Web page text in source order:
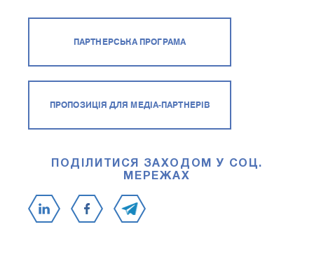
ПАРТНЕРСЬКА ПРОГРАМА
ПРОПОЗИЦІЯ ДЛЯ МЕДІА-ПАРТНЕРІВ
ПОДІЛИТИСЯ ЗАХОДОМ У СОЦ.
МЕРЕЖАХ